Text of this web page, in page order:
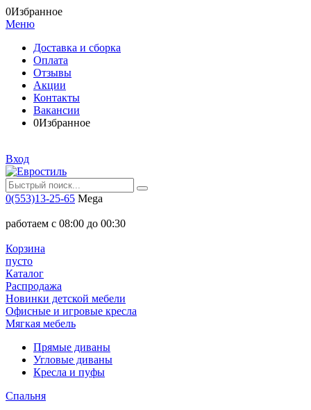
0Избранное
Меню
Доставка и сборка
Оплата
Отзывы
Акции
Контакты
Вакансии
0Избранное
Вход
0(553)13-25-65 Mega
работаем с 08:00 до 00:30
Корзина
пусто
Каталог
Распродажа
Новинки детской мебели
Офисные и игровые кресла
Мягкая мебель
Прямые диваны
Угловые диваны
Кресла и пуфы
Спальня